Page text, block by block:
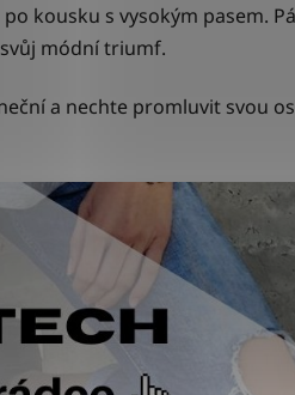
kousku s vysokým pasem.
módní triumf.
a nechte promluvit svou